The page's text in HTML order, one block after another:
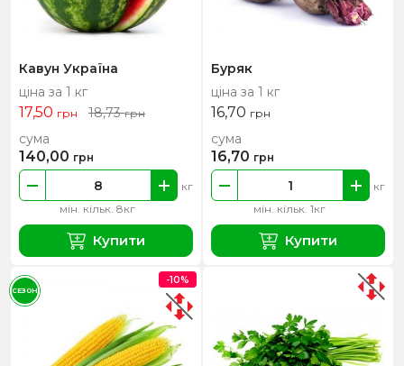
Кавун Україна
ціна за 1 кг
17,50 грн 18,73грн
мін. кільк. 8кг
кг
сума
140,00 грн
Купити
Буряк
ціна за 1 кг
16,70 грн
мін. кільк. 1кг
кг
сума
16,70 грн
Купити
-10%
СЕЗОН